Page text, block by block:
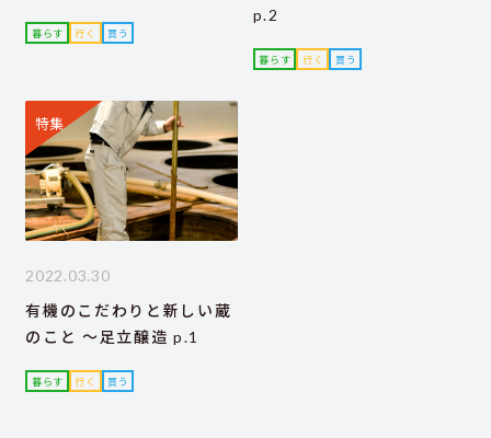
暮らす 行く 買う
p.2
暮らす 行く 買う
特集
2022.03.30
有機のこだわりと新しい蔵
のこと ～足立醸造 p.1
暮らす 行く 買う